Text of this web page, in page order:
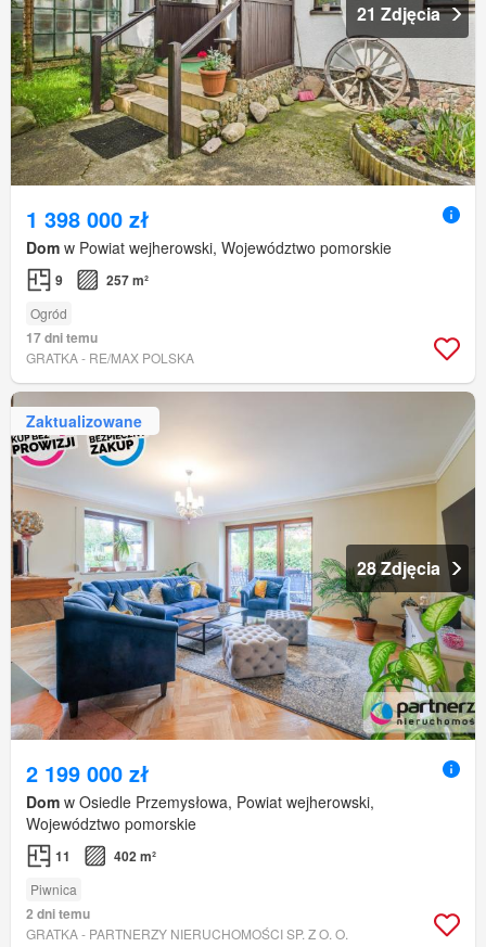
21 Zdjęcia
1 398 000 zł
Dom w Powiat wejherowski, Województwo pomorskie
9 257 m²
Ogród
17 dni temu
GRATKA - RE/MAX POLSKA
Zaktualizowane
28 Zdjęcia
2 199 000 zł
Dom w Osiedle Przemysłowa, Powiat wejherowski,
Województwo pomorskie
11 402 m²
Piwnica
2 dni temu
GRATKA - PARTNERZY NIERUCHOMOŚCI SP. Z O. O.